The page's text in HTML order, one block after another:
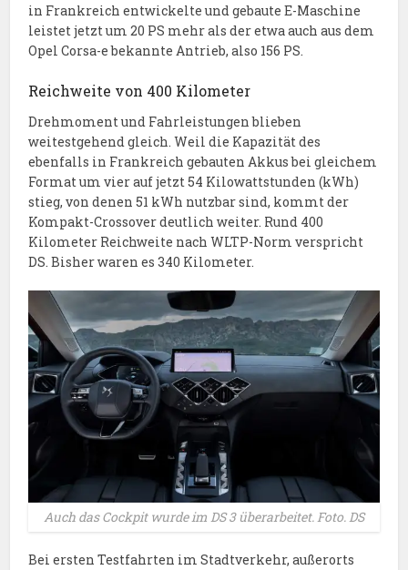
in Frankreich entwickelte und gebaute E-Maschine
leistet jetzt um 20 PS mehr als der etwa auch aus dem
Opel Corsa-e bekannte Antrieb, also 156 PS.
Reichweite von 400 Kilometer
Drehmoment und Fahrleistungen blieben
weitestgehend gleich. Weil die Kapazität des
ebenfalls in Frankreich gebauten Akkus bei gleichem
Format um vier auf jetzt 54 Kilowattstunden (kWh)
stieg, von denen 51 kWh nutzbar sind, kommt der
Kompakt-Crossover deutlich weiter. Rund 400
Kilometer Reichweite nach WLTP-Norm verspricht
DS. Bisher waren es 340 Kilometer.
Auch das Cockpit wurde im DS 3 überarbeitet. Foto. DS
Bei ersten Testfahrten im Stadtverkehr, außerorts